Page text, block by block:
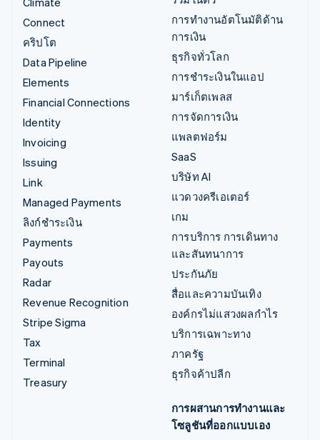
Connect
คริปโต
Data Pipeline
Elements
Financial Connections
Identity
Invoicing
Issuing
Link
Managed Payments
ลิงก์ชำระเงิน
Payments
Payouts
Radar
Revenue Recognition
Stripe Sigma
Tax
Terminal
Treasury
การทำงานอัตโนมัติด้าน
การเงิน
ธุรกิจทั่วโลก
การชำระเงินในแอป
มาร์เก็ตเพลส
การจัดการเงิน
แพลตฟอร์ม
SaaS
บริษัท AI
แวดวงครีเอเตอร์
เกม
การบริการ การเดินทาง
และสันทนาการ
ประกันภัย
สื่อและความบันเทิง
องค์กรไม่แสวงผลกำไร
บริการเฉพาะทาง
ภาครัฐ
ธุรกิจค้าปลีก
การผสานการทำงานและ
โซลูชันที่ออกแบบเอง